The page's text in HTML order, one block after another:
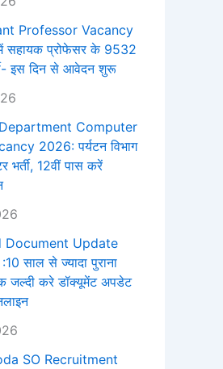
Professor Vacancy
सहायक प्रोफेसर के 9532
इस दिन से आवेदन शुरू
Computer
2026: पर्यटन विभाग
भर्ती, 12वीं पास करें
Document Update
साल से ज्यादा पुराना
जल्दी करे डॉक्यूमेंट अपडेट
SO Recruitment